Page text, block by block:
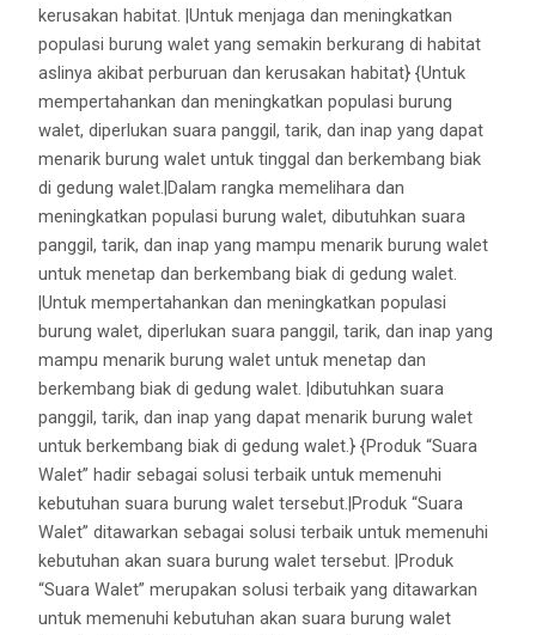
kerusakan habitat. |Untuk menjaga dan meningkatkan
populasi burung walet yang semakin berkurang di habitat
aslinya akibat perburuan dan kerusakan habitat} {Untuk
mempertahankan dan meningkatkan populasi burung
walet, diperlukan suara panggil, tarik, dan inap yang dapat
menarik burung walet untuk tinggal dan berkembang biak
di gedung walet.|Dalam rangka memelihara dan
meningkatkan populasi burung walet, dibutuhkan suara
panggil, tarik, dan inap yang mampu menarik burung walet
untuk menetap dan berkembang biak di gedung walet.
|Untuk mempertahankan dan meningkatkan populasi
burung walet, diperlukan suara panggil, tarik, dan inap yang
mampu menarik burung walet untuk menetap dan
berkembang biak di gedung walet. |dibutuhkan suara
panggil, tarik, dan inap yang dapat menarik burung walet
untuk berkembang biak di gedung walet.} {Produk “Suara
Walet” hadir sebagai solusi terbaik untuk memenuhi
kebutuhan suara burung walet tersebut.|Produk “Suara
Walet” ditawarkan sebagai solusi terbaik untuk memenuhi
kebutuhan akan suara burung walet tersebut. |Produk
“Suara Walet” merupakan solusi terbaik yang ditawarkan
untuk memenuhi kebutuhan akan suara burung walet